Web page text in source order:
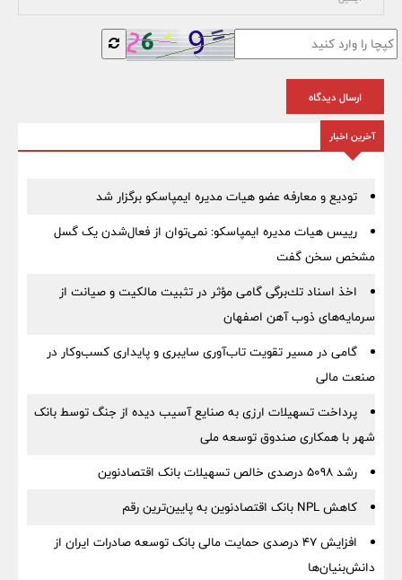
ارسال دیدگاه
آخرین اخبار
تودیع و معارفه عضو هیات مدیره ایمپاسکو برگزار شد
رییس هیات مدیره ایمپاسکو: نمی‌توان از فعال‌شدن یک گسل
مشخص سخن گفت
اخذ اسناد تك‌برگی گامی مؤثر در تثبیت مالكیت و صیانت از
سرمایه‌های ذوب آهن اصفهان
گامی در مسیر تقویت تاب‌آوری سایبری و پایداری کسب‌وکار در
صنعت مالی
پرداخت تسهیلات ارزی به صنایع آسیب دیده از جنگ توسط بانک
شهر با همکاری صندوق توسعه ملی
رشد 5098 درصدی خالص تسهیلات بانک اقتصادنوین
کاهش NPL بانک اقتصادنوین به پایین‌ترین رقم
افزایش ۴۷ درصدی حمایت مالی بانک توسعه صادرات ایران از
دانش‌بنیان‌ها